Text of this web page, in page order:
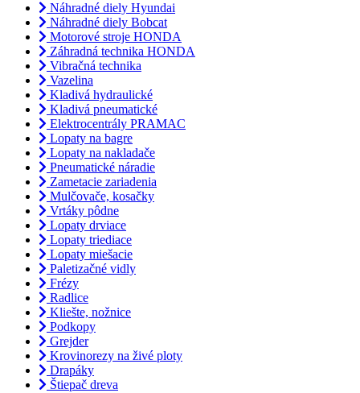
Náhradné diely Hyundai
Náhradné diely Bobcat
Motorové stroje HONDA
Záhradná technika HONDA
Vibračná technika
Vazelina
Kladivá hydraulické
Kladivá pneumatické
Elektrocentrály PRAMAC
Lopaty na bagre
Lopaty na nakladače
Pneumatické náradie
Zametacie zariadenia
Mulčovače, kosačky
Vrtáky pôdne
Lopaty drviace
Lopaty triediace
Lopaty miešacie
Paletizačné vidly
Frézy
Radlice
Kliešte, nožnice
Podkopy
Grejder
Krovinorezy na živé ploty
Drapáky
Štiepač dreva